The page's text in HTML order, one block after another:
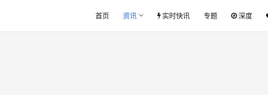
首页 资讯 实时快讯 专题 深度